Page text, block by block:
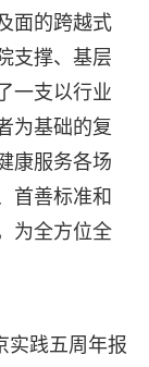
面的跨越式
支撑、基层
一支以行业
为基础的复
康服务各场
首善标准和
为全方位全
实践五周年报